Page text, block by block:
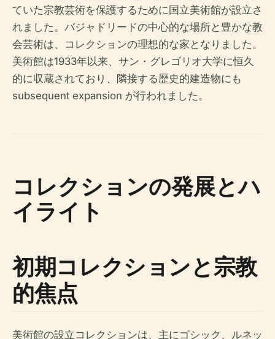
ていた宗教芸術を保護するために国立美術館が設立さ
れました。バジャドリードの中心的な場所と豊かな教
会芸術は、コレクションの理想的な家となりました。
美術館は1933年以来、サン・グレゴリオ大学に恒久
的に収蔵されており、隣接する歴史的建造物にも
subsequent expansion が行われました。
コレクションの発展とハ
イライト
初期コレクションと宗教
的焦点
美術館の設立コレクションは、主にゴシック、ルネッ